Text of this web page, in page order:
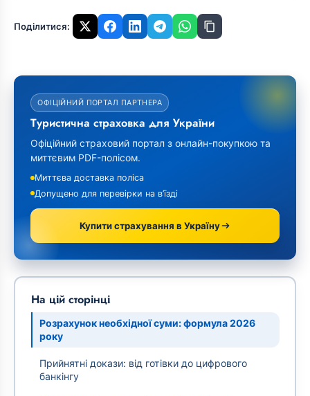
Поділитися:
ОФІЦІЙНИЙ ПОРТАЛ ПАРТНЕРА
Туристична страховка для України
Офіційний страховий портал з онлайн-покупкою та
миттєвим PDF-полісом.
Миттєва доставка поліса
Допущено для перевірки на в’їзді
Купити страхування в Україну
На цій сторінці
Розрахунок необхідної суми: формула 2026
року
Прийнятні докази: від готівки до цифрового
банкінгу